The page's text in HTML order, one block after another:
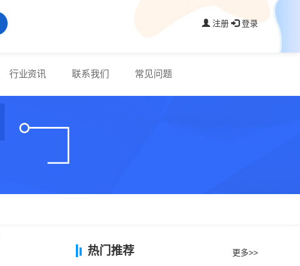
注册 登录
行业资讯 联系我们 常见问题
热门推荐 更多>>